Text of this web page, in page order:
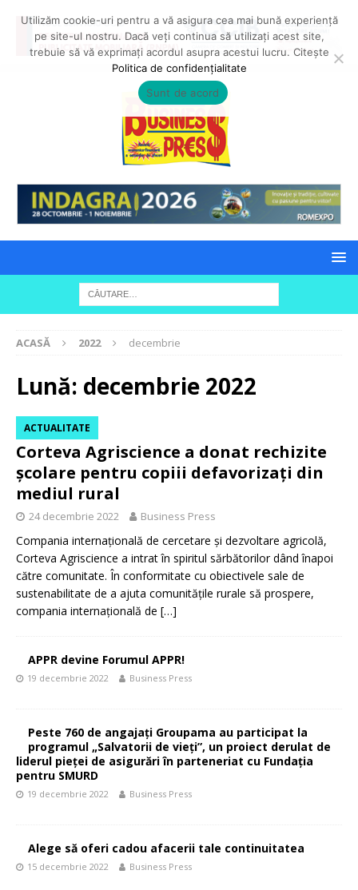
ACASĂ 2022 decembrie
Lună: decembrie 2022
ACTUALITATE
Corteva Agriscience a donat rechizite
școlare pentru copiii defavorizați din
mediul rural
24 decembrie 2022 Business Press
Compania internațională de cercetare și dezvoltare agricolă,
Corteva Agriscience a intrat în spiritul sărbătorilor dând înapoi
către comunitate. În conformitate cu obiectivele sale de
sustenabilitate de a ajuta comunitățile rurale să prospere,
compania internațională de […]
APPR devine Forumul APPR!
19 decembrie 2022 Business Press
Peste 760 de angajați Groupama au participat la
programul „Salvatorii de vieți”, un proiect derulat de
liderul pieței de asigurări în parteneriat cu Fundația
pentru SMURD
19 decembrie 2022 Business Press
Alege să oferi cadou afacerii tale continuitatea
15 decembrie 2022 Business Press
Utilizăm cookie-uri pentru a vă asigura cea mai bună experiență
pe site-ul nostru. Dacă veți continua să utilizați acest site,
trebuie să vă exprimați acordul asupra acestui lucru. Citește
Politica de confidențialitate
Sunt de acord